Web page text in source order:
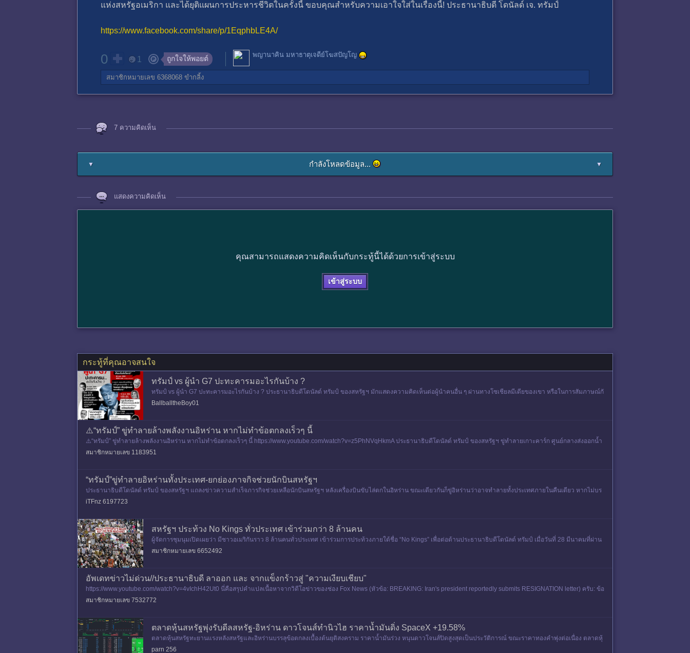
แห่งสหรัฐอเมริกา และได้ยุติแผนการประหารชีวิตในครั้งนี้ ขอบคุณสำหรับความเอาใจใส่ในเรื่องนี้! ประธานาธิบดี โดนัลด์ เจ. ทรัมป์
https://www.facebook.com/share/p/1EqphbLE4A/
0 1 ถูกใจให้พอยต์ พญานาคิน มหาธาตุเจดีย์โฆสปัญโญ
สมาชิกหมายเลข 6368068 ขำกลิ้ง
7 ความคิดเห็น
▼ กำลังโหลดข้อมูล... ▼
แสดงความคิดเห็น
คุณสามารถแสดงความคิดเห็นกับกระทู้นี้ได้ด้วยการเข้าสู่ระบบ
เข้าสู่ระบบ
กระทู้ที่คุณอาจสนใจ
ทรัมป์ vs ผู้นำ G7 ปะทะคารมอะไรกันบ้าง ?
ทรัมป์ vs ผู้นำ G7 ปะทะคารมอะไรกันบ้าง ? ประธานาธิบดีโดนัลด์ ทรัมป์ ของสหรัฐฯ มักแสดงความคิดเห็นต่อผู้นำคนอื่น ๆ ผ่านทางโซเชียลมีเดียของเขา หรือในการสัมภาษณ์กั
บสื่ออยู่เสมอ บ่อยครั้งเป็นถ้อยคำแรง ๆ แ
BallballtheBoy01
⚠️“ทรัมป์” ขู่ทำลายล้างพลังงานอิหร่าน หากไม่ทำข้อตกลงเร็วๆ นี้
⚠️“ทรัมป์” ขู่ทำลายล้างพลังงานอิหร่าน หากไม่ทำข้อตกลงเร็วๆ นี้ https://www.youtube.com/watch?v=z5PhNVqHkmA ประธานาธิบดีโดนัลด์ ทรัมป์ ของสหรัฐฯ ขู่ทำลายเกาะคาร์ก ศูนย์กลางส่งออกน้ำ
มันขอ
สมาชิกหมายเลข 1183951
“ทรัมป์”ขู่ทำลายอิหร่านทั้งประเทศ-ยกย่องภาจกิจช่วยนักบินสหรัฐฯ
ประธานาธิบดีโดนัลด์ ทรัมป์ ของสหรัฐฯ แถลงข่าวความสำเร็จภารกิจช่วยเหลือนักบินสหรัฐฯ หลังเครื่องบินขับไล่ตกในอิหร่าน ขณะเดียวกันก็ขู่อิหร่านว่าอาจทำลายทั้งประเทศภายในคืนเดียว หากไม่บร
รลุข้อตกลงตามกำหนดเ
iTFnz 6197723
สหรัฐฯ ประท้วง No Kings ทั่วประเทศ เข้าร่วมกว่า 8 ล้านคน
ผู้จัดการชุมนุมเปิดเผยว่า มีชาวอเมริกันราว 8 ล้านคนทั่วประเทศ เข้าร่วมการประท้วงภายใต้ชื่อ “No Kings” เพื่อต่อต้านประธานาธิบดีโดนัลด์ ทรัมป์ เมื่อวันที่ 28 มีนาคมที่ผ่าน
มา โดยผู้คนจำนวนมาก
สมาชิกหมายเลข 6652492
อัพเดทข่าวไม่ด่วน//ประธานาธิบดี ลาออก และ จากแข็งกร้าวสู่ "ความเงียบเชียบ"
https://www.youtube.com/watch?v=4vIchH42Ut0 นี่คือสรุปคำแปลเนื้อหาจากวิดีโอข่าวของช่อง Fox News (หัวข้อ: BREAKING: Iran's president reportedly submits RESIGNATION letter) ครับ: ข้อ
ตกลงสันติภาพระหว่างส
สมาชิกหมายเลข 7532772
ตลาดหุ้นสหรัฐพุ่งรับดีลสหรัฐ-อิหร่าน ดาวโจนส์ทำนิวไฮ ราคาน้ำมันดิ่ง SpaceX +19.58%
ตลาดหุ้นสหรัฐทะยานแรงหลังสหรัฐและอิหร่านบรรลุข้อตกลงเบื้องต้นยุติสงคราม ราคาน้ำมันร่วง หนุนดาวโจนส์ปิดสูงสุดเป็นประวัติการณ์ ขณะราคาทองคำพุ่งต่อเนื่อง ตลาดหุ้
นสหรัฐปิดบวกอย่างแข็งแกร่งในวันจันทร์ (16
parn 256